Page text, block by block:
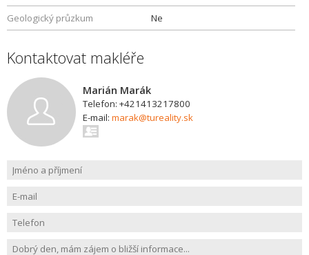
Geologický průzkum Ne
Kontaktovat makléře
Marián Marák
Telefon: +421413217800
E-mail: marak@tureality.sk